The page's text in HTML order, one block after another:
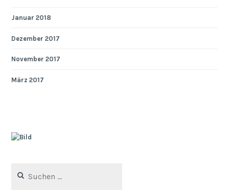
Januar 2018
Dezember 2017
November 2017
März 2017
nach: